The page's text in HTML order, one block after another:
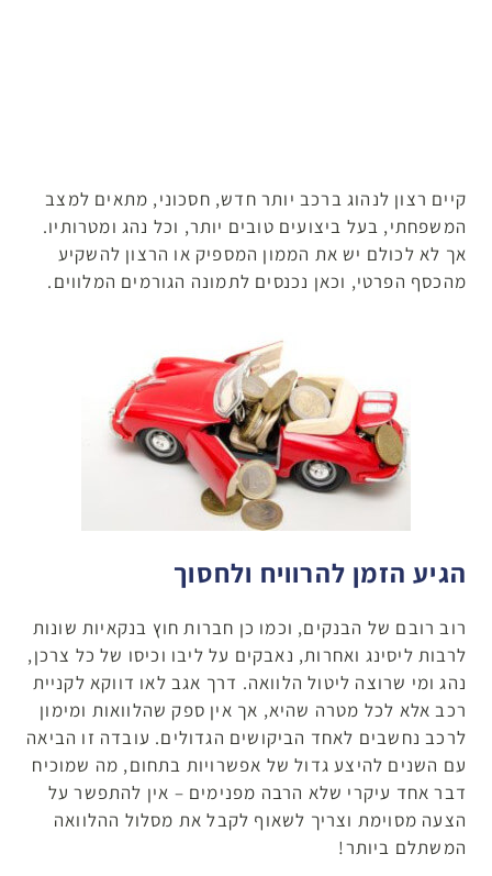
קיים רצון לנהוג ברכב יותר חדש, חסכוני, מתאים למצב
המשפחתי, בעל ביצועים טובים יותר, וכל נהג ומטרותיו.
אך לא לכולם יש את הממון המספיק או הרצון להשקיע
מהכסף הפרטי, וכאן נכנסים לתמונה הגורמים המלווים.
הגיע הזמן להרוויח ולחסוך
רוב רובם של הבנקים, וכמו כן חברות חוץ בנקאיות שונות
לרבות ליסינג ואחרות, נאבקים על ליבו וכיסו של כל צרכן,
נהג ומי שרוצה ליטול הלוואה. דרך אגב לאו דווקא לקניית
רכב אלא לכל מטרה שהיא, אך אין ספק שהלוואות ומימון
לרכב נחשבים לאחד הביקושים הגדולים. עובדה זו הביאה
עם השנים להיצע גדול של אפשרויות בתחום, מה שמוכיח
דבר אחד עיקרי שלא הרבה מפנימים – אין להתפשר על
הצעה מסוימת וצריך לשאוף לקבל את מסלול ההלוואה
המשתלם ביותר!